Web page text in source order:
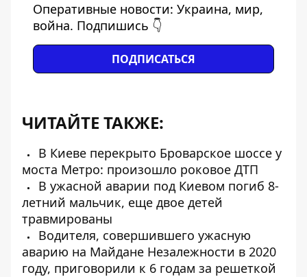
Оперативные новости: Украина, мир,
война. Подпишись 👇
ПОДПИСАТЬСЯ
ЧИТАЙТЕ ТАКЖЕ:
В Киеве перекрыто Броварское шоссе у
моста Метро: произошло роковое ДТП
В ужасной аварии под Киевом погиб 8-
летний мальчик, еще двое детей
травмированы
Водителя, совершившего ужасную
аварию на Майдане Незалежности в 2020
году, приговорили к 6 годам за решеткой